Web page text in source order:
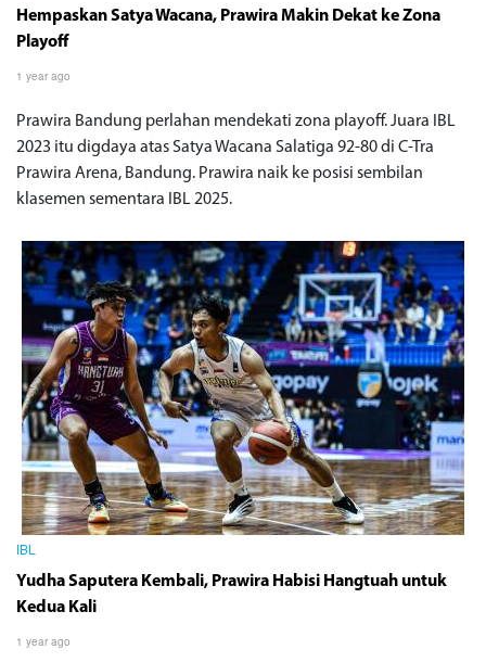
Hempaskan Satya Wacana, Prawira Makin Dekat ke Zona
Playoff
1 year ago
Prawira Bandung perlahan mendekati zona playoff. Juara IBL
2023 itu digdaya atas Satya Wacana Salatiga 92-80 di C-Tra
Prawira Arena, Bandung. Prawira naik ke posisi sembilan
klasemen sementara IBL 2025.
IBL
Yudha Saputera Kembali, Prawira Habisi Hangtuah untuk
Kedua Kali
1 year ago